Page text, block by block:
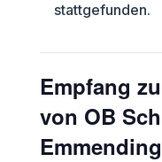
stattgefunden.
Empfang
von OB